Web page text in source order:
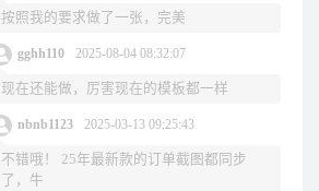
按照我的要求做了一张，完美
gghh110 2025-08-04 08:32:07
现在还能做，厉害现在的模板都一样
nbnb1123 2025-03-13 09:25:43
不错哦！ 25年最新款的订单截图都同步
了，牛